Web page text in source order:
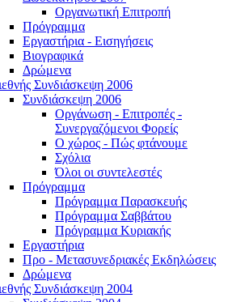
Οργανωτική Επιτροπή
Πρόγραμμα
Εργαστήρια - Εισηγήσεις
Βιογραφικά
Δρώμενα
Συνδιάσκεψη 2006
Συνδιάσκεψη 2006
Οργάνωση - Επιτροπές -
Συνεργαζόμενοι Φορείς
Ο χώρος - Πώς φτάνουμε
Σχόλια
Όλοι οι συντελεστές
Πρόγραμμα
Πρόγραμμα Παρασκευής
Πρόγραμμα Σαββάτου
Πρόγραμμα Κυριακής
Εργαστήρια
Προ - Μετασυνεδριακές Εκδηλώσεις
Δρώμενα
Συνδιάσκεψη 2004